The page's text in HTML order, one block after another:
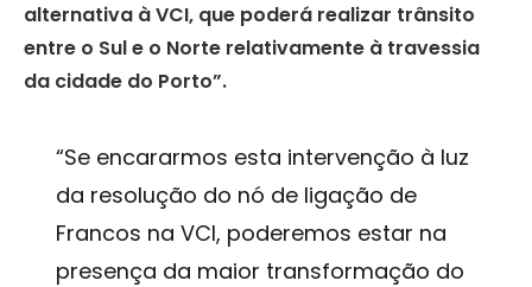
alternativa à VCI, que poderá realizar trânsito
entre o Sul e o Norte relativamente à travessia
da cidade do Porto”.
“Se encararmos esta intervenção à luz
da resolução do nó de ligação de
Francos na VCI, poderemos estar na
presença da maior transformação do